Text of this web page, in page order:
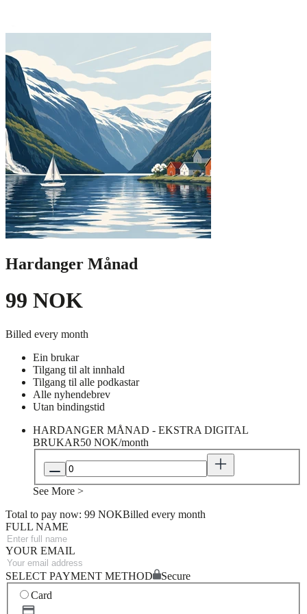
Hardanger Månad
99 NOK
Billed every month
Ein brukar
Tilgang til alt innhald
Tilgang til alle podkastar
Alle nyhendebrev
Utan bindingstid
HARDANGER MÅNAD - EKSTRA DIGITAL
BRUKAR50 NOK/month
See More >
Total to pay now: 99 NOKBilled every month
FULL NAME
YOUR EMAIL
SELECT PAYMENT METHOD
Secure
Card